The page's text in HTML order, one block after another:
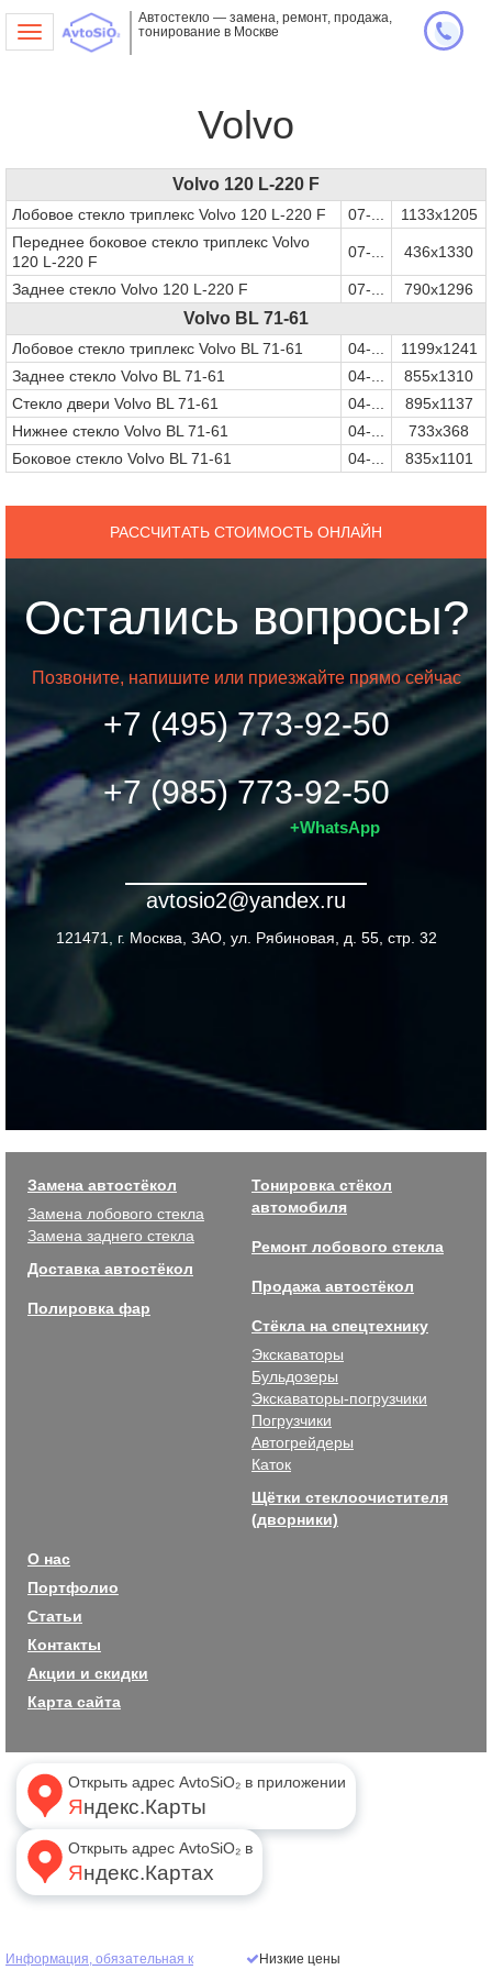
Toggle
Автостекло — замена, ремонт, продажа,
тонирование в Москве
Volvo
Volvo 120 L-220 F
Лобовое стекло триплекс Volvo 120 L-220 F 07-...
1133х1205
Переднее боковое стекло триплекс Volvo
120 L-220 F
07-... 436х1330
Заднее стекло Volvo 120 L-220 F 07-... 790х1296
Volvo BL 71-61
Лобовое стекло триплекс Volvo BL 71-61 04-...
1199х1241
Заднее стекло Volvo BL 71-61
04-...
855х1310
Стекло двери Volvo BL 71-61
04-...
895х1137
Нижнее стекло Volvo BL 71-61
04-...
733х368
Боковое стекло Volvo BL 71-61
04-... 835х1101
РАССЧИТАТЬ СТОИМОСТЬ ОНЛАЙН
Остались вопросы?
Позвоните, напишите или приезжайте прямо сейчас
+7 (495) 773-92-50
+7 (985) 773-92-50
+WhatsApp
avtosio2@yandex.ru
121471, г. Москва, ЗАО, ул. Рябиновая, д. 55, стр. 32
Замена автостёкол
Замена лобового стекла
Замена заднего стекла
Доставка автостёкол
Полировка фар
Тонировка стёкол
автомобиля
Ремонт лобового стекла
Продажа автостёкол
Стёкла на спецтехнику
Экскаваторы
Бульдозеры
Экскаваторы-погрузчики
Погрузчики
Автогрейдеры
Каток
Щётки стеклоочистителя
(дворники)
О нас
Портфолио
Статьи
Контакты
Акции и скидки
Карта сайта
Открыть адрес AvtoSiO₂ в приложении
Яндекс.Карты
Открыть адрес AvtoSiO₂ в
Яндекс.Картах
Информация, обязательная к Низкие цены